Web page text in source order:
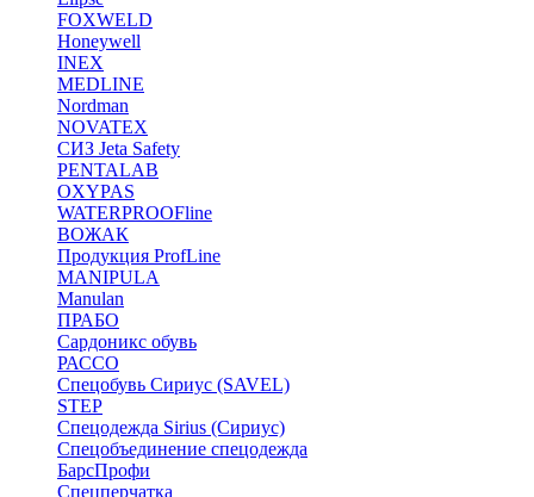
FOXWELD
Honeywell
INEX
MEDLINE
Nordman
NOVATEX
СИЗ Jeta Safety
PENTALAB
OXYPAS
WATERPROOFline
ВОЖАК
Продукция ProfLine
MANIPULA
Manulan
ПРАБО
Сардоникс обувь
РАССО
Спецобувь Сириус (SAVEL)
STEP
Спецодежда Sirius (Сириус)
Спецобъединение спецодежда
БарсПрофи
Спецперчатка